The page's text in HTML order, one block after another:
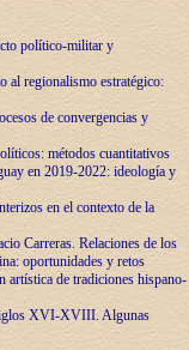
político-militar y
al regionalismo estratégico:
de convergencias y
métodos cuantitativos
en 2019-2022: ideología y
en el contexto de la
Carreras. Relaciones de los
oportunidades y retos
artística de tradiciones hispano-
XVI-XVIII. Algunas